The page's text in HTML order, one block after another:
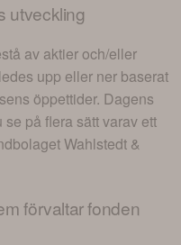
utveckling
av aktier och/eller
upp eller ner baserat
öppettider. Dagens
se på flera sätt varav ett
Wahlstedt &
förvaltar fonden